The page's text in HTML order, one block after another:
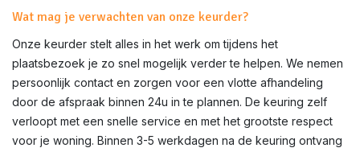
Wat mag je verwachten van onze keurder?
Onze keurder stelt alles in het werk om tijdens het
plaatsbezoek je zo snel mogelijk verder te helpen. We nemen
persoonlijk contact en zorgen voor een vlotte afhandeling
door de afspraak binnen 24u in te plannen. De keuring zelf
verloopt met een snelle service en met het grootste respect
voor je woning. Binnen 3-5 werkdagen na de keuring ontvang